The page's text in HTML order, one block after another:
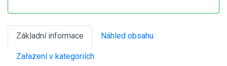
Základní informace Náhled obsahu
Zařazení v kategoriích